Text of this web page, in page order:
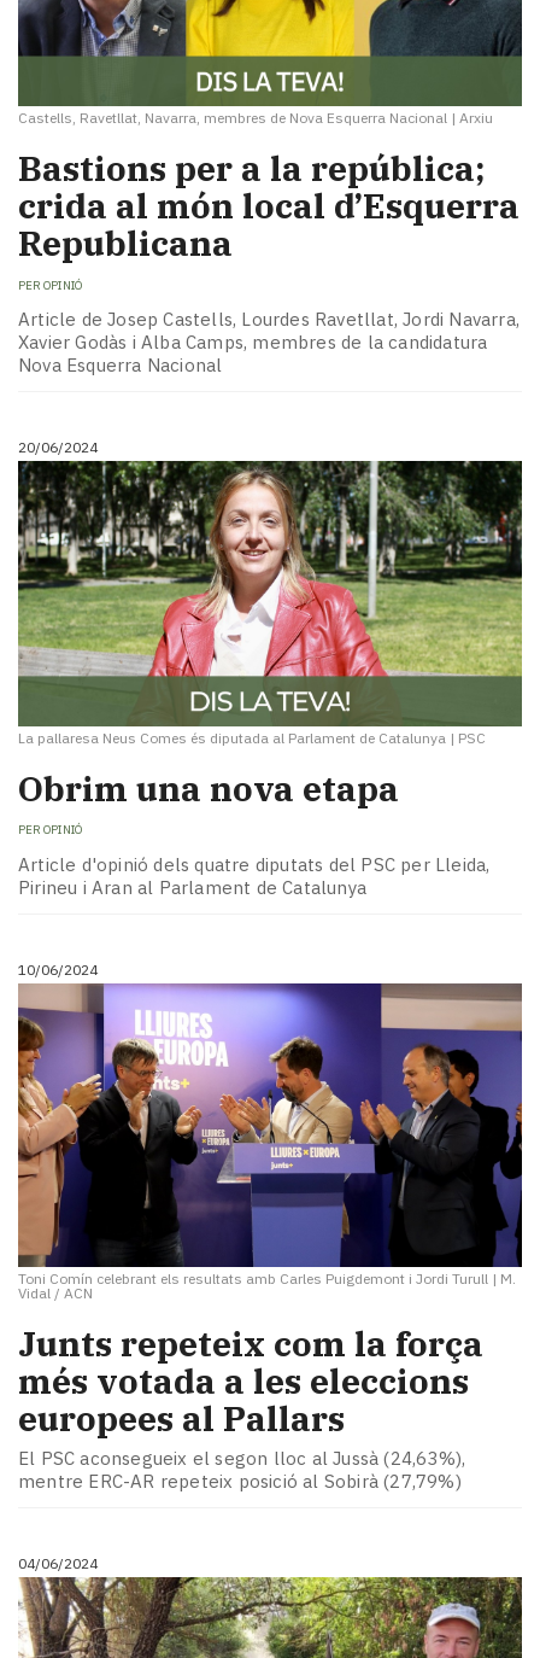
Castells, Ravetllat, Navarra, membres de Nova Esquerra Nacional | Arxiu
Bastions per a la república;
crida al món local d’Esquerra
Republicana
PER OPINIÓ
Article de Josep Castells, Lourdes Ravetllat, Jordi Navarra,
Xavier Godàs i Alba Camps, membres de la candidatura
Nova Esquerra Nacional
20/06/2024
La pallaresa Neus Comes és diputada al Parlament de Catalunya | PSC
Obrim una nova etapa
PER OPINIÓ
Article d'opinió dels quatre diputats del PSC per Lleida,
Pirineu i Aran al Parlament de Catalunya
10/06/2024
Toni Comín celebrant els resultats amb Carles Puigdemont i Jordi Turull | M.
Vidal / ACN
Junts repeteix com la força
més votada a les eleccions
europees al Pallars
El PSC aconsegueix el segon lloc al Jussà (24,63%),
mentre ERC-AR repeteix posició al Sobirà (27,79%)
04/06/2024